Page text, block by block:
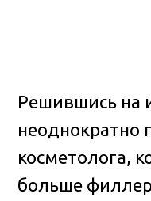
Решившись на
неоднократно
косметолога,
больше